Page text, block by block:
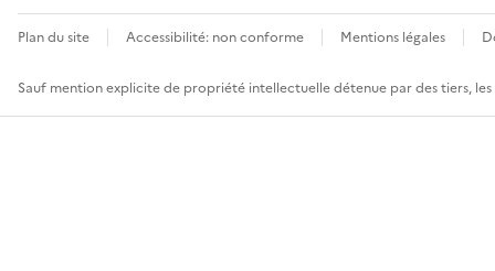
Plan du site Accessibilité: non conforme Mentions légales
Sauf mention explicite de propriété intellectuelle détenue par des tiers,